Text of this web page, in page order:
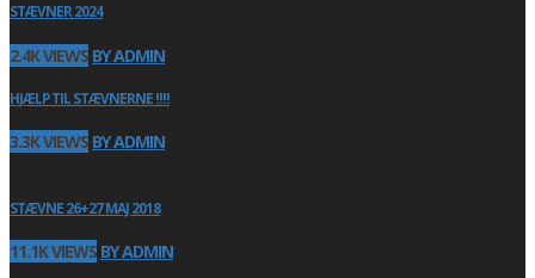
STÆVNER 2024
2.4K VIEWS BY ADMIN
HJÆLP TIL STÆVNERNE !!!!
3.3K VIEWS BY ADMIN
STÆVNE 26+27 MAJ 2018
11.1K VIEWS BY ADMIN